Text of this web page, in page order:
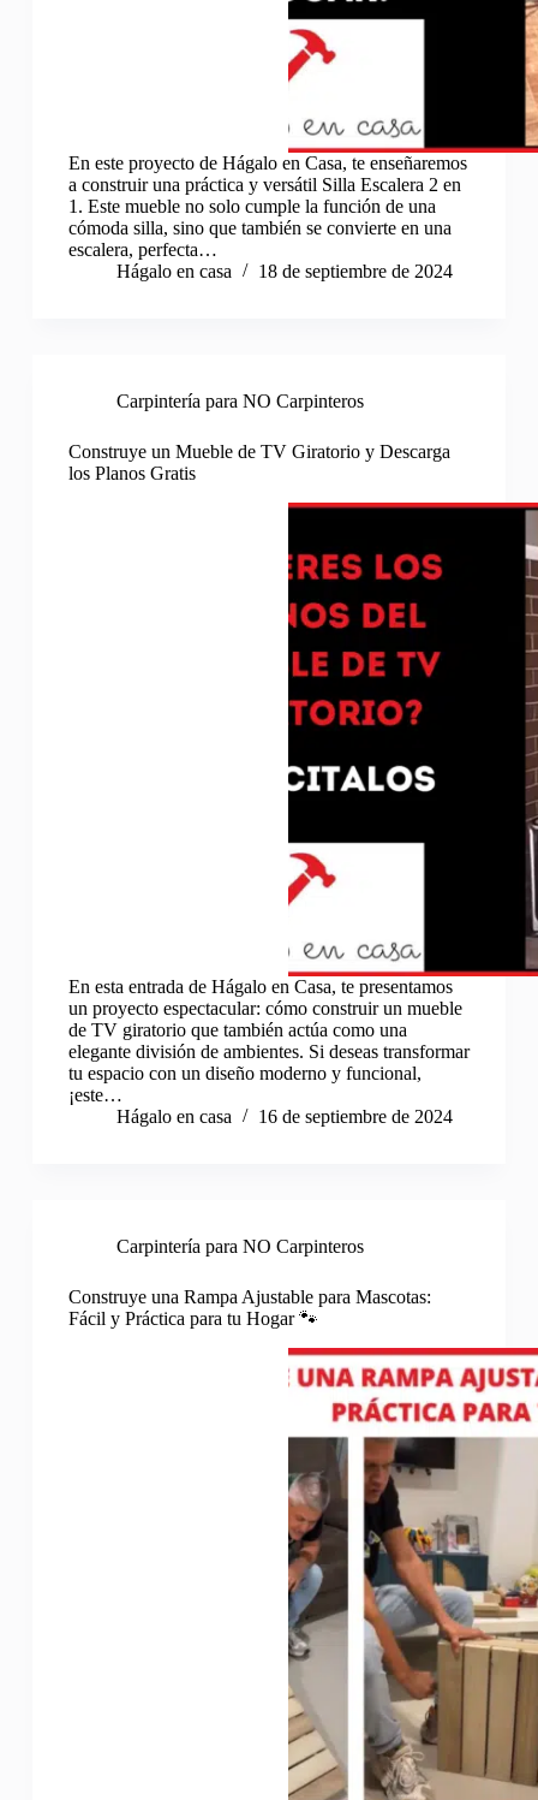
En este proyecto de Hágalo en Casa, te enseñaremos
a construir una práctica y versátil Silla Escalera 2 en
1. Este mueble no solo cumple la función de una
cómoda silla, sino que también se convierte en una
escalera, perfecta…
Hágalo en casa
18 de septiembre de 2024
Carpintería para NO Carpinteros
Construye un Mueble de TV Giratorio y Descarga
los Planos Gratis
En esta entrada de Hágalo en Casa, te presentamos
un proyecto espectacular: cómo construir un mueble
de TV giratorio que también actúa como una
elegante división de ambientes. Si deseas transformar
tu espacio con un diseño moderno y funcional,
¡este…
Hágalo en casa
16 de septiembre de 2024
Carpintería para NO Carpinteros
Construye una Rampa Ajustable para Mascotas:
Fácil y Práctica para tu Hogar 🐾